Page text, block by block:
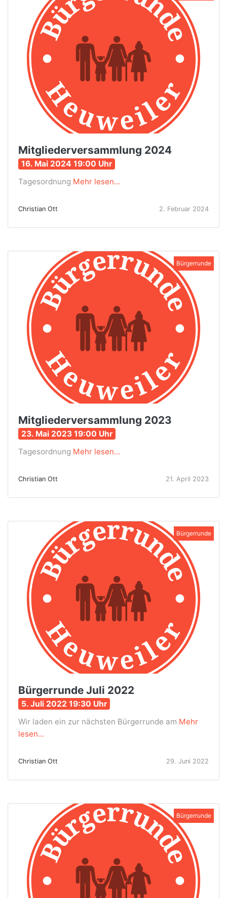
Mitgliederversammlung 2024
16. Mai 2024 19:00 Uhr
Tagesordnung Mehr lesen...
Christian Ott 2. Februar 2024
Bürgerrunde
Mitgliederversammlung 2023
23. Mai 2023 19:00 Uhr
Tagesordnung Mehr lesen...
Christian Ott 21. April 2023
Bürgerrunde
Bürgerrunde Juli 2022
5. Juli 2022 19:30 Uhr
Wir laden ein zur nächsten Bürgerrunde am Mehr
lesen...
Christian Ott 29. Juni 2022
Bürgerrunde